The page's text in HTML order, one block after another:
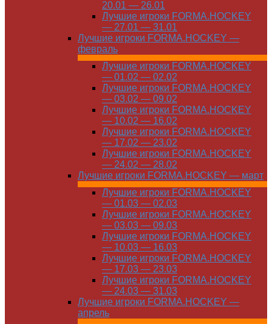
20.01 — 26.01
Лучшие игроки FORMA.HOCKEY
— 27.01 — 31.01
Лучшие игроки FORMA.HOCKEY —
февраль
Лучшие игроки FORMA.HOCKEY
— 01.02 — 02.02
Лучшие игроки FORMA.HOCKEY
— 03.02 — 09.02
Лучшие игроки FORMA.HOCKEY
— 10.02 — 16.02
Лучшие игроки FORMA.HOCKEY
— 17.02 — 23.02
Лучшие игроки FORMA.HOCKEY
— 24.02 — 28.02
Лучшие игроки FORMA.HOCKEY — март
Лучшие игроки FORMA.HOCKEY
— 01.03 — 02.03
Лучшие игроки FORMA.HOCKEY
— 03.03 — 09.03
Лучшие игроки FORMA.HOCKEY
— 10.03 — 16.03
Лучшие игроки FORMA.HOCKEY
— 17.03 — 23.03
Лучшие игроки FORMA.HOCKEY
— 24.03 — 31.03
Лучшие игроки FORMA.HOCKEY —
апрель